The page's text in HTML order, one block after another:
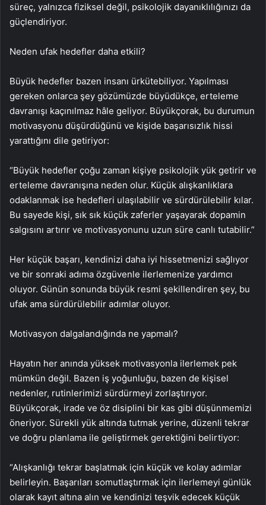
süreç, yalnızca fiziksel değil, psikolojik dayanıklılığınızı da
güçlendiriyor.
Neden ufak hedefler daha etkili?
Büyük hedefler bazen insanı ürkütebiliyor. Yapılması
gereken onlarca şey gözümüzde büyüdükçe, erteleme
davranışı kaçınılmaz hâle geliyor. Büyükçorak, bu durumun
motivasyonu düşürdüğünü ve kişide başarısızlık hissi
yarattığını dile getiriyor:
“Büyük hedefler çoğu zaman kişiye psikolojik yük getirir ve
erteleme davranışına neden olur. Küçük alışkanlıklara
odaklanmak ise hedefleri ulaşılabilir ve sürdürülebilir kılar.
Bu sayede kişi, sık sık küçük zaferler yaşayarak dopamin
salgısını artırır ve motivasyonunu uzun süre canlı tutabilir.”
Her küçük başarı, kendinizi daha iyi hissetmenizi sağlıyor
ve bir sonraki adıma özgüvenle ilerlemenize yardımcı
oluyor. Günün sonunda büyük resmi şekillendiren şey, bu
ufak ama sürdürülebilir adımlar oluyor.
Motivasyon dalgalandığında ne yapmalı?
Hayatın her anında yüksek motivasyonla ilerlemek pek
mümkün değil. Bazen iş yoğunluğu, bazen de kişisel
nedenler, rutinlerimizi sürdürmeyi zorlaştırıyor.
Büyükçorak, irade ve öz disiplini bir kas gibi düşünmemizi
öneriyor. Sürekli yük altında tutmak yerine, düzenli tekrar
ve doğru planlama ile geliştirmek gerektiğini belirtiyor:
“Alışkanlığı tekrar başlatmak için küçük ve kolay adımlar
belirleyin. Başarıları somutlaştırmak için ilerlemeyi günlük
olarak kayıt altına alın ve kendinizi teşvik edecek küçük